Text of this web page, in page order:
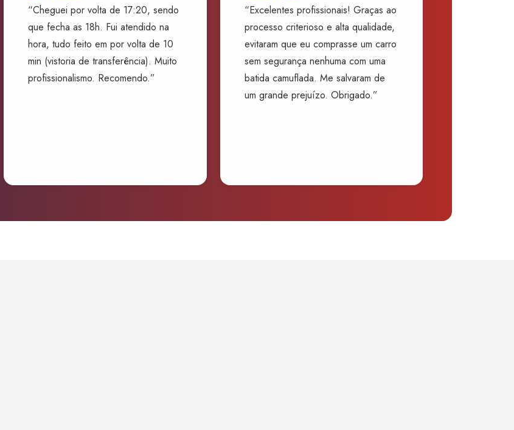
“Cheguei por volta de 17:20, sendo
que fecha as 18h. Fui atendido na
hora, tudo feito em por volta de 10
min (vistoria de transferência). Muito
profissionalismo. Recomendo.”
“Excelentes profissionais! Graças ao
processo criterioso e alta qualidade,
evitaram que eu comprasse um carro
sem segurança nenhuma com uma
batida camuflada. Me salvaram de
um grande prejuízo. Obrigado.”